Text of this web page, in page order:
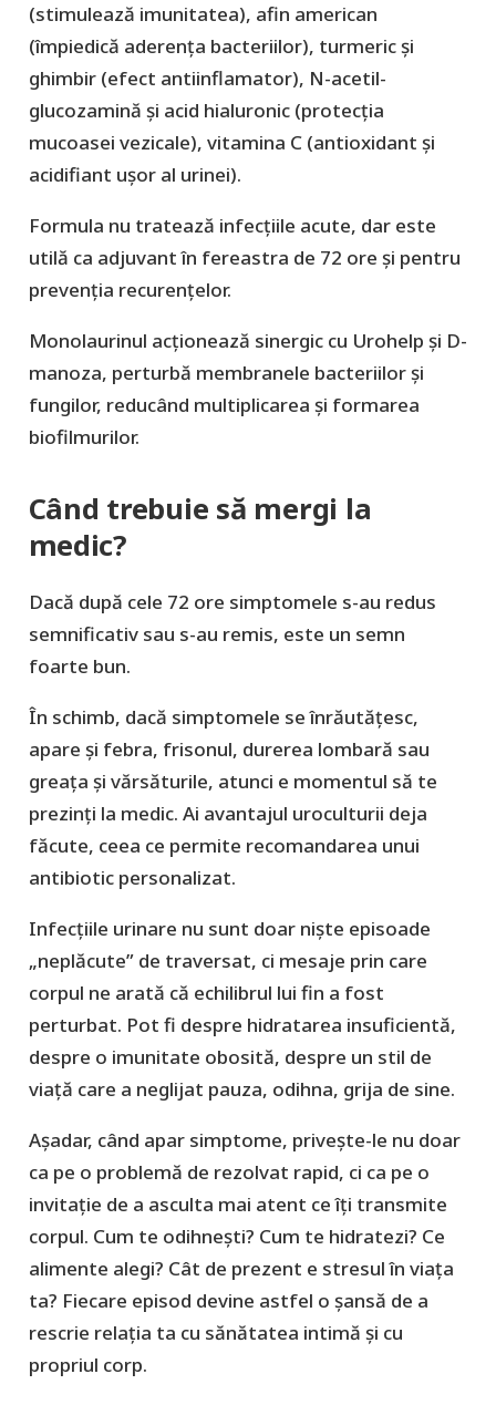
(stimulează imunitatea), afin american
(împiedică aderența bacteriilor), turmeric și
ghimbir (efect antiinflamator), N-acetil-
glucozamină și acid hialuronic (protecția
mucoasei vezicale), vitamina C (antioxidant și
acidifiant ușor al urinei).
Formula nu tratează infecțiile acute, dar este
utilă ca adjuvant în fereastra de 72 ore și pentru
prevenția recurențelor.
Monolaurinul acționează sinergic cu Urohelp și D-
manoza, perturbă membranele bacteriilor și
fungilor, reducând multiplicarea și formarea
biofilmurilor.
Când trebuie să mergi la
medic?
Dacă după cele 72 ore simptomele s-au redus
semnificativ sau s-au remis, este un semn
foarte bun.
În schimb, dacă simptomele se înrăutățesc,
apare și febra, frisonul, durerea lombară sau
greața și vărsăturile, atunci e momentul să te
prezinți la medic. Ai avantajul uroculturii deja
făcute, ceea ce permite recomandarea unui
antibiotic personalizat.
Infecțiile urinare nu sunt doar niște episoade
„neplăcute” de traversat, ci mesaje prin care
corpul ne arată că echilibrul lui fin a fost
perturbat. Pot fi despre hidratarea insuficientă,
despre o imunitate obosită, despre un stil de
viață care a neglijat pauza, odihna, grija de sine.
Așadar, când apar simptome, privește-le nu doar
ca pe o problemă de rezolvat rapid, ci ca pe o
invitație de a asculta mai atent ce îți transmite
corpul. Cum te odihnești? Cum te hidratezi? Ce
alimente alegi? Cât de prezent e stresul în viața
ta? Fiecare episod devine astfel o șansă de a
rescrie relația ta cu sănătatea intimă și cu
propriul corp.